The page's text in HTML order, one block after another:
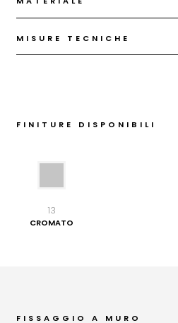
MISURE TECNICHE
FINITURE DISPONIBILI
13
CROMATO
FISSAGGIO A MURO